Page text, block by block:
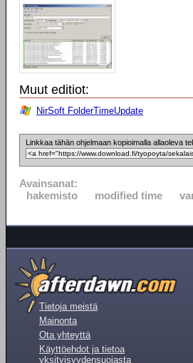
Muut editiot:
NirSoft FolderTimeUpdate
Linkkaa tähän ohjelmaan kopioimalla allaoleva
Avainsanat:
hakemisto
modified time
Tietoja meistä
Mainonta
Ota yhteyttä
Käyttöehdot ja tietoa
yksityisyydensuojasta